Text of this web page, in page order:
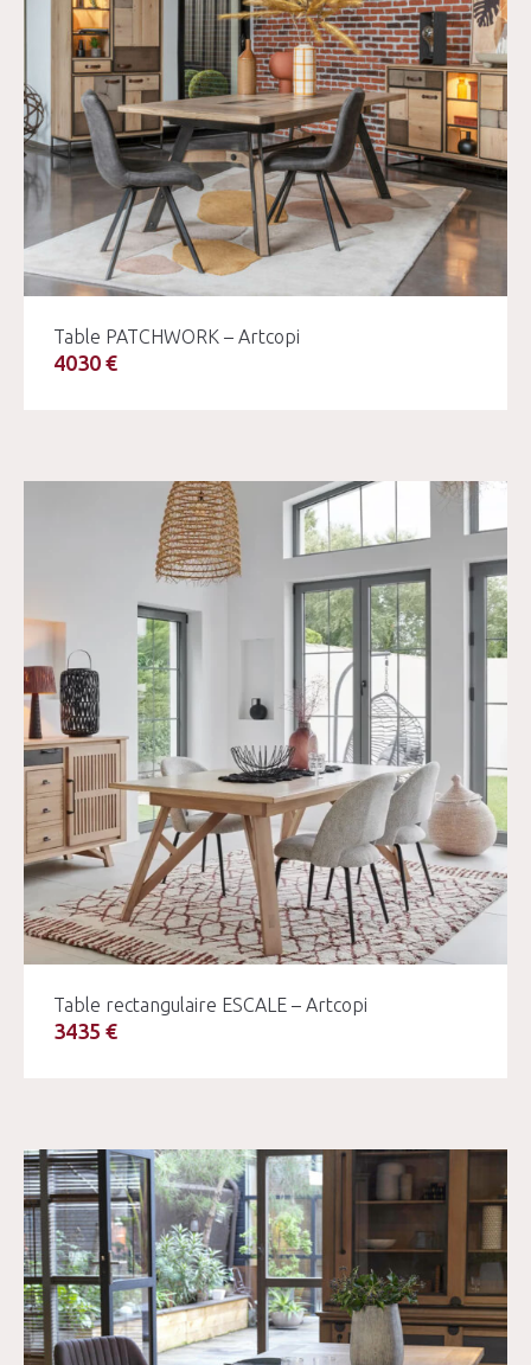
Table PATCHWORK – Artcopi
4030 €
Table rectangulaire ESCALE – Artcopi
3435 €